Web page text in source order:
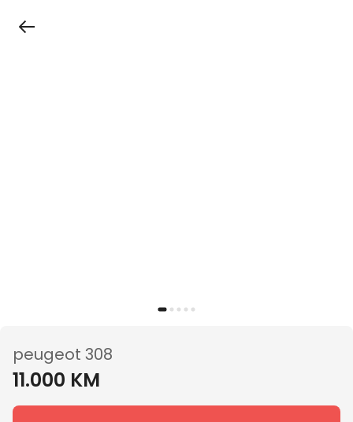
peugeot 308
11.000 KM